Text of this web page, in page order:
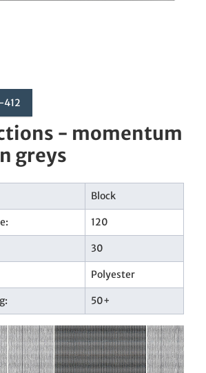
412
- momentum
greys
Block
120
30
Polyester
50+